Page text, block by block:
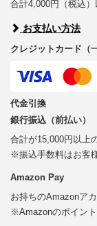
合計4,000円（税込
お支払い方法
クレジットカード（
代金引換
銀行振込（前払い）
合計が15,000円以上
※振込手数料はお客
Amazon Pay
お持ちのAmazonア
※Amazonのポイント